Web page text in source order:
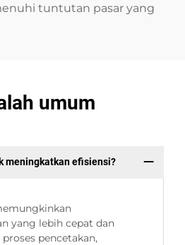
tuntutan pasar yang
umum
meningkatkan efisiensi?
yang lebih cepat dan
pencetakan,